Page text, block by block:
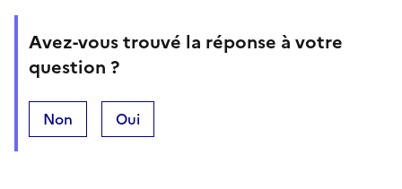
Avez-vous trouvé la réponse à votre
question ?
Non Oui